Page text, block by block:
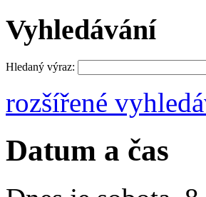
Vyhledávání
Hledaný výraz:
rozšířené
Datum a čas